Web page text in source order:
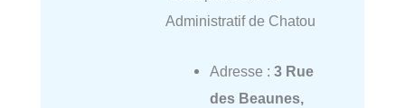
Administratif de Chatou
Adresse : 3 Rue
des Beaunes,